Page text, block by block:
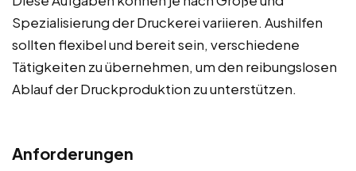
Spezialisierung der Druckerei variieren. Aushilfen
sollten flexibel und bereit sein, verschiedene
Tätigkeiten zu übernehmen, um den reibungslosen
Ablauf der Druckproduktion zu unterstützen.
Anforderungen